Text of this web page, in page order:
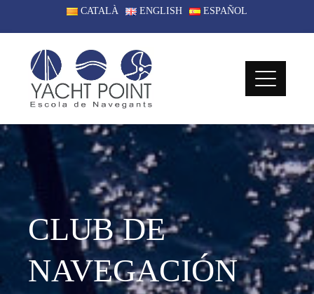
CATALÀ ENGLISH ESPAÑOL
CLUB DE
NAVEGACIÓN